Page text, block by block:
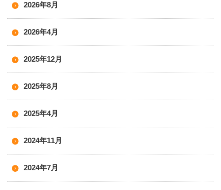
2026年8月
2026年4月
2025年12月
2025年8月
2025年4月
2024年11月
2024年7月